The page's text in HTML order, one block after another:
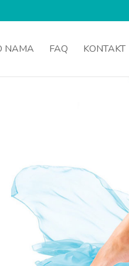
NAMA FAQ KONTAKT